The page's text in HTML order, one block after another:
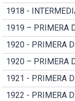
1918 -
1919 – PRIMERA
1920 - PRIMERA
1920 – PRIMERA
1921 - PRIMERA
1922 - PRIMERA